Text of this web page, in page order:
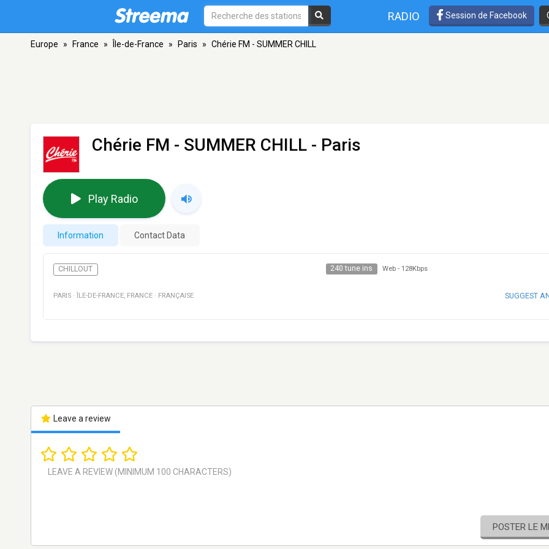
RADIO Session de Facebook
Europe » France » Île-de-France » Paris » Chérie FM - SUMMER CHILL
Chérie FM - SUMMER CHILL - Paris
Play Radio
Information Contact Data
CHILLOUT 240 tune ins Web - 128Kbps
PARIS · ÎLE-DE-FRANCE, FRANCE · FRANÇAISE SUGGEST
Leave a review
POSTER LE